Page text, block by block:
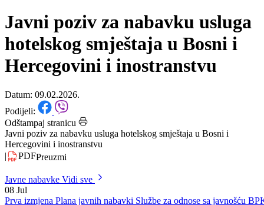
Početna/Javne nabavke
Javni poziv za nabavku usluga
hotelskog smještaja u Bosni i
Hercegovini i inostranstvu
Datum: 09.02.2026.
Podijeli:
Odštampaj stranicu
Hercegovini i inostranstvu
|
PDF